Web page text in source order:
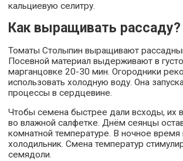
кальциевую селитру.
Как выращивать рассаду?
Томаты Столыпин выращивают
Посевной материал выдерживают в
марганцовке 20-30 мин. Огородники
использовать холодную воду. Она
процессы в сердцевине.
Чтобы семена быстрее дали всходы, их
во влажной салфетке. Днём сеянцы
комнатной температуре. В ночное время
холодильник. Смена температур
семядоли.